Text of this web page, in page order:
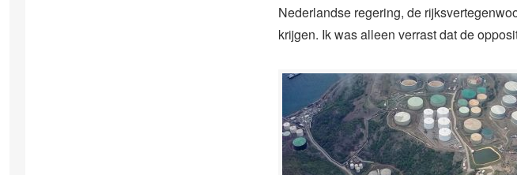
Nederlandse regering, de
krijgen. Ik was alleen verrast dat de